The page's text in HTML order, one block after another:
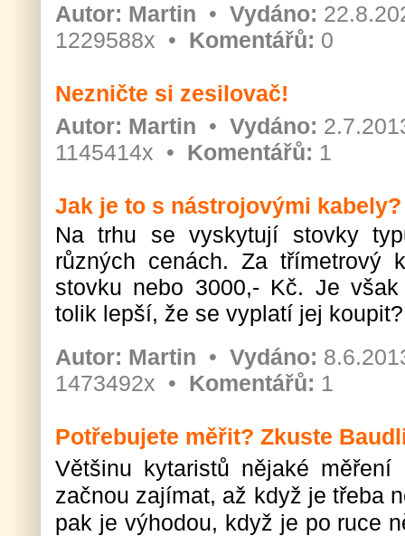
Autor: Martin • Vydáno:
1229588x • Komentářů: 0
Nezničte si zesilovač!
Autor: Martin • Vydáno:
1145414x • Komentářů: 1
Jak je to s nástrojovými kabely?
Na trhu se vyskytují stovky
různých cenách. Za třímetrový
stovku nebo 3000,- Kč. Je
tolik lepší, že se vyplatí jej koupit?
Autor: Martin • Vydáno:
1473492x • Komentářů: 1
Potřebujete měřit? Zkuste
Většinu kytaristů nějaké
začnou zajímat, až když je třeba
pak je výhodou, když je po ruce